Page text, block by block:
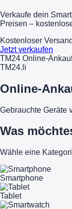
Verkaufe dein
Preisen –
Kostenloser Versand
Jetzt verkaufen
TM24 Online-
TM24.li
Online-
Gebrauchte Geräte
Was
Wähle eine
Smartphone
Tablet